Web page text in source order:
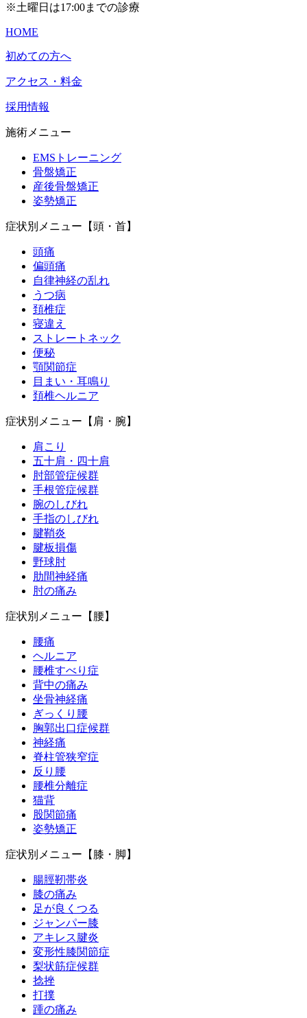
※土曜日は17:00までの診療
HOME
初めての方へ
アクセス・料金
採用情報
施術メニュー
EMSトレーニング
骨盤矯正
産後骨盤矯正
姿勢矯正
症状別メニュー【頭・首】
頭痛
偏頭痛
自律神経の乱れ
うつ病
頚椎症
寝違え
ストレートネック
便秘
顎関節症
目まい・耳鳴り
頚椎ヘルニア
症状別メニュー【肩・腕】
肩こり
五十肩・四十肩
肘部管症候群
手根管症候群
腕のしびれ
手指のしびれ
腱鞘炎
腱板損傷
野球肘
肋間神経痛
肘の痛み
症状別メニュー【腰】
腰痛
ヘルニア
腰椎すべり症
背中の痛み
坐骨神経痛
ぎっくり腰
胸郭出口症候群
神経痛
脊柱管狭窄症
反り腰
腰椎分離症
猫背
股関節痛
姿勢矯正
症状別メニュー【膝・脚】
腸脛靭帯炎
膝の痛み
足が良くつる
ジャンパー膝
アキレス腱炎
変形性膝関節症
梨状筋症候群
捻挫
打撲
踵の痛み